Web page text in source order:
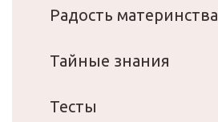
Радость материнства
Тайные знания
Тесты